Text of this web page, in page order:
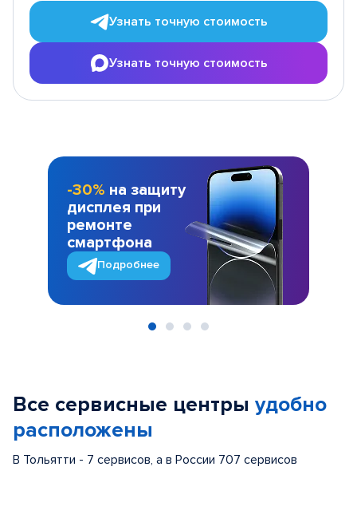
Узнать точную стоимость
Узнать точную стоимость
-30% на защиту
дисплея при
ремонте
смартфона
Подробнее
Все сервисные центры удобно
расположены
В Тольятти - 7 сервисов, а в России 707 сервисов